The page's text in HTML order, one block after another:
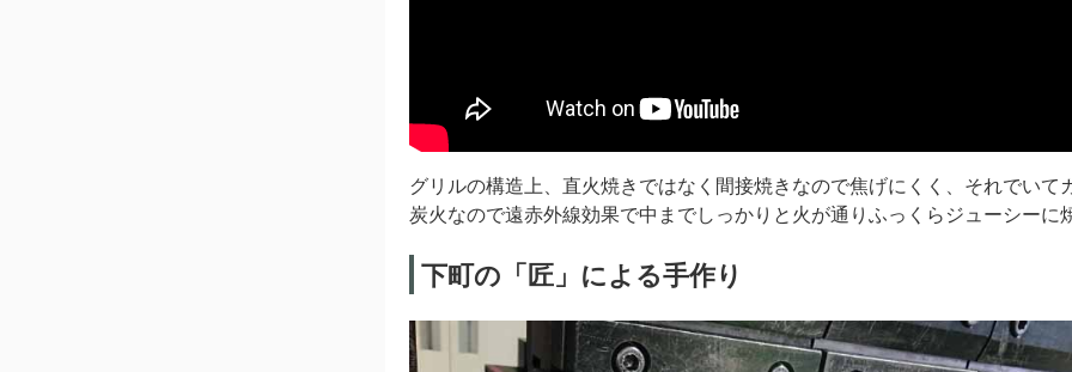
グリルの構造上、直火焼きではなく間接焼きなので焦げにくく、それでいて
炭火なので遠赤外線効果で中までしっかりと火が通りふっくらジューシーに
下町の「匠」による手作り